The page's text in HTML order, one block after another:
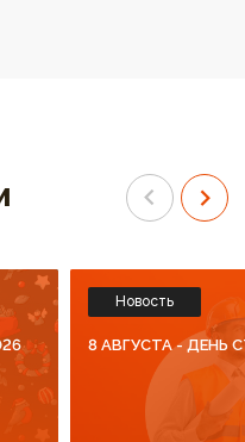
Новость
8 АВГУСТА - ДЕНЬ